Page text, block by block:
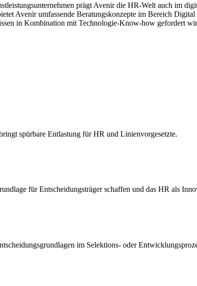
prägt Avenir die HR-Welt auch im
Avenir umfassende Beratungskonzepte im Bereich
in Kombination mit Technologie-Know-how gefordert
spürbare Entlastung für HR und Linienvorgesetzte.
für Entscheidungsträger schaffen und das HR als
im Selektions- oder